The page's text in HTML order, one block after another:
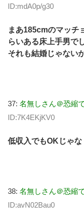
ID:mdA0p/g30
まあ185cmのマッチ
らいある床上手男で
それも結婚じゃない
37: 名無しさん＠恐縮
ID:7K4EKjKV0
低収入でもOKじゃ
38: 名無しさん＠恐縮
ID:avN02Bau0